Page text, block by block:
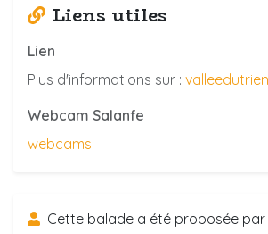
Liens utiles
Lien
Plus d'informations sur :
Webcam Salanfe
webcams
Cette balade a été proposée par